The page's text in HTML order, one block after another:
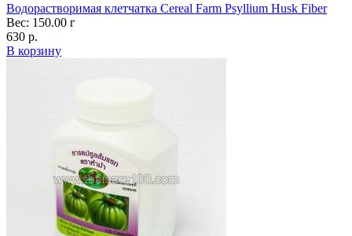
Водорастворимая клетчатка Cereal Farm Psyllium Husk Fiber
Вес: 150.00 г
630 р.
В корзину